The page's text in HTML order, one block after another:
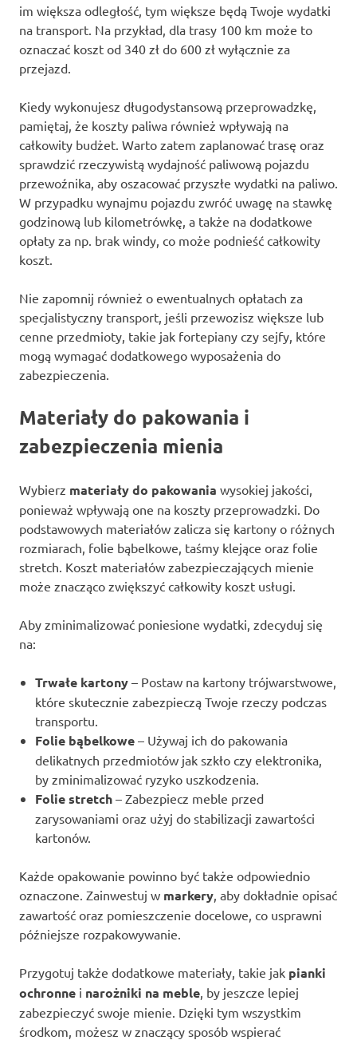
im większa odległość, tym większe będą Twoje wydatki
na transport. Na przykład, dla trasy 100 km może to
oznaczać koszt od 340 zł do 600 zł wyłącznie za
przejazd.
Kiedy wykonujesz długodystansową przeprowadzkę,
pamiętaj, że koszty paliwa również wpływają na
całkowity budżet. Warto zatem zaplanować trasę oraz
sprawdzić rzeczywistą wydajność paliwową pojazdu
przewoźnika, aby oszacować przyszłe wydatki na paliwo.
W przypadku wynajmu pojazdu zwróć uwagę na stawkę
godzinową lub kilometrówkę, a także na dodatkowe
opłaty za np. brak windy, co może podnieść całkowity
koszt.
Nie zapomnij również o ewentualnych opłatach za
specjalistyczny transport, jeśli przewozisz większe lub
cenne przedmioty, takie jak fortepiany czy sejfy, które
mogą wymagać dodatkowego wyposażenia do
zabezpieczenia.
Materiały do pakowania i
zabezpieczenia mienia
Wybierz materiały do pakowania wysokiej jakości,
ponieważ wpływają one na koszty przeprowadzki. Do
podstawowych materiałów zalicza się kartony o różnych
rozmiarach, folie bąbelkowe, taśmy klejące oraz folie
stretch. Koszt materiałów zabezpieczających mienie
może znacząco zwiększyć całkowity koszt usługi.
Aby zminimalizować poniesione wydatki, zdecyduj się
na:
Trwałe kartony – Postaw na kartony trójwarstwowe,
które skutecznie zabezpieczą Twoje rzeczy podczas
transportu.
Folie bąbelkowe – Używaj ich do pakowania
delikatnych przedmiotów jak szkło czy elektronika,
by zminimalizować ryzyko uszkodzenia.
Folie stretch – Zabezpiecz meble przed
zarysowaniami oraz użyj do stabilizacji zawartości
kartonów.
Każde opakowanie powinno być także odpowiednio
oznaczone. Zainwestuj w markery , aby dokładnie opisać
zawartość oraz pomieszczenie docelowe, co usprawni
późniejsze rozpakowywanie.
Przygotuj także dodatkowe materiały, takie jak pianki
ochronne i narożniki na meble , by jeszcze lepiej
zabezpieczyć swoje mienie. Dzięki tym wszystkim
środkom, możesz w znaczący sposób wspierać